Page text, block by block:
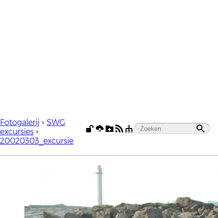
Fotogalerij » SWG
excursies »
20020303_excursie